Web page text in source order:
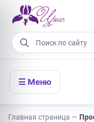
☰ Меню
Главная страница —